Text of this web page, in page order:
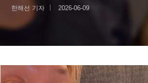
한해선 기자 2026-06-09